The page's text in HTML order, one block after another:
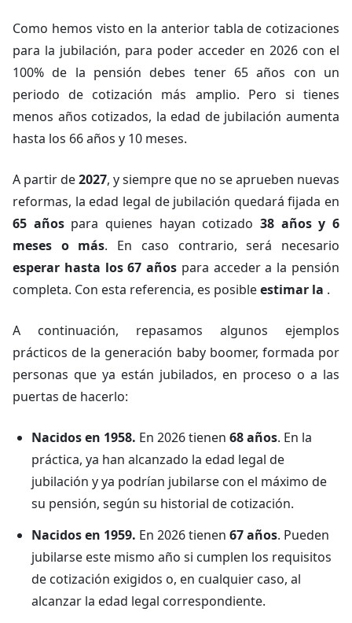
Como hemos visto en la anterior tabla de cotizaciones
para la jubilación, para poder acceder en 2026 con el
100% de la pensión debes tener 65 años con un
periodo de cotización más amplio. Pero si tienes
menos años cotizados, la edad de jubilación aumenta
hasta los 66 años y 10 meses.
A partir de2027, y siempre que no se aprueben nuevas
reformas, la edad legal de jubilación quedará fijada en
65 añospara quienes hayan cotizado38 años y 6
meses o más. En caso contrario, será necesario
esperar hasta los 67 años para acceder a la pensión
completa. Con esta referencia, es posibleestimar la .
A continuación, repasamos algunos ejemplos
prácticos de la generación baby boomer, formada por
personas que ya están jubilados, en proceso o a las
puertas de hacerlo:
Nacidos en 1958. En 2026 tienen 68 años. En la
práctica, ya han alcanzado la edad legal de
jubilación y ya podrían jubilarse con el máximo de
su pensión, según su historial de cotización.
Nacidos en 1959. En 2026 tienen 67 años. Pueden
jubilarse este mismo año si cumplen los requisitos
de cotización exigidos o, en cualquier caso, al
alcanzar la edad legal correspondiente.